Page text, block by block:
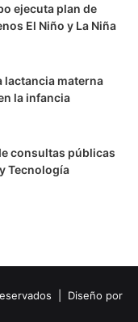
ejecuta plan de
El Niño y La Niña
lactancia materna
la infancia
consultas públicas
Tecnología
| Diseño por